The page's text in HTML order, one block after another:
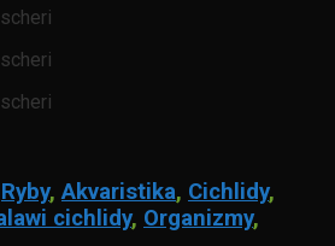
Ryby,Akvaristika, Cichlidy,
cichlidy, Organizmy,